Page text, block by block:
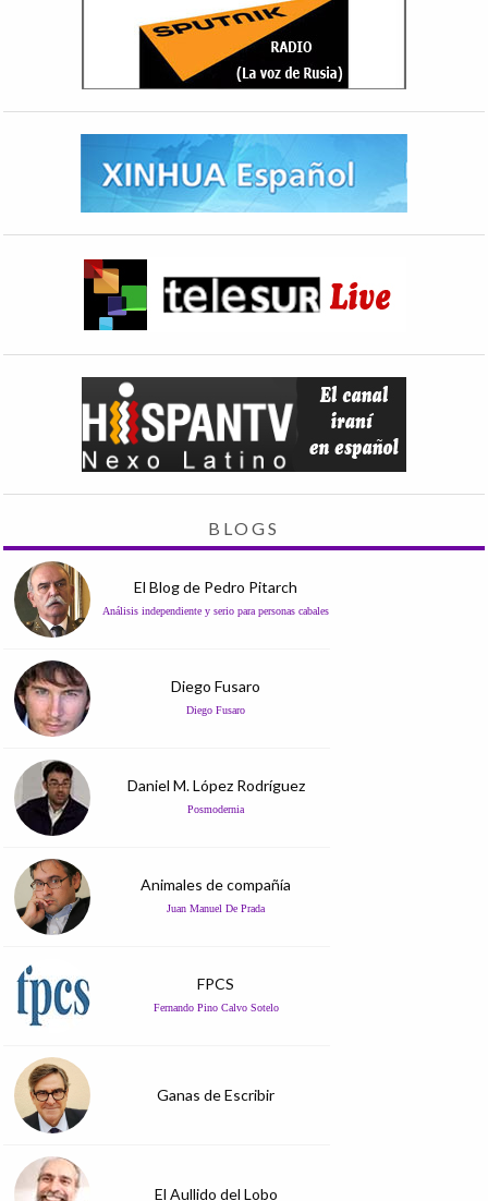
BLOGS
El Blog de Pedro Pitarch
Análisis independiente y serio para personas cabales
Diego Fusaro
Diego Fusaro
Daniel M. López Rodríguez
Posmodernia
Animales de compañía
Juan Manuel De Prada
FPCS
Fernando Pino Calvo Sotelo
Ganas de Escribir
El Aullido del Lobo